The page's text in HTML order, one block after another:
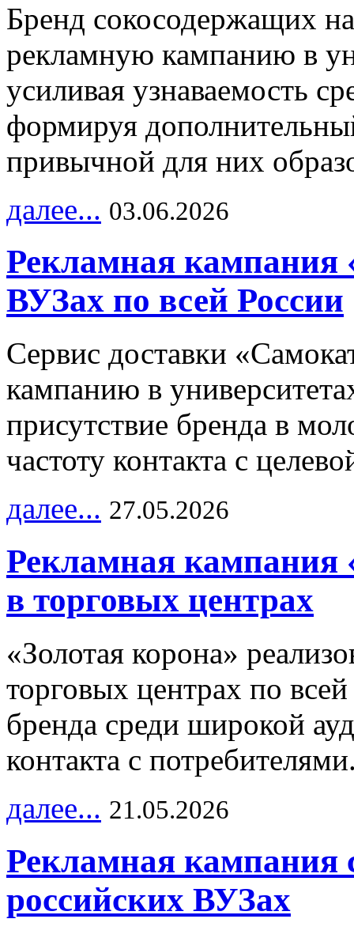
Бренд сокосодержащих
рекламную кампанию в
усиливая узнаваемость
формируя
привычной для них
далее... 03.06.2026
Рекламная кампания
ВУЗах по всей России
Сервис доставки
кампанию в
присутствие бренда в
частоту контакта с
далее... 27.05.2026
Рекламная кампания
в торговых центрах
«Золотая корона»
торговых центрах по
бренда среди широкой
контакта с
далее... 21.05.2026
Рекламная кампания
российских ВУЗах